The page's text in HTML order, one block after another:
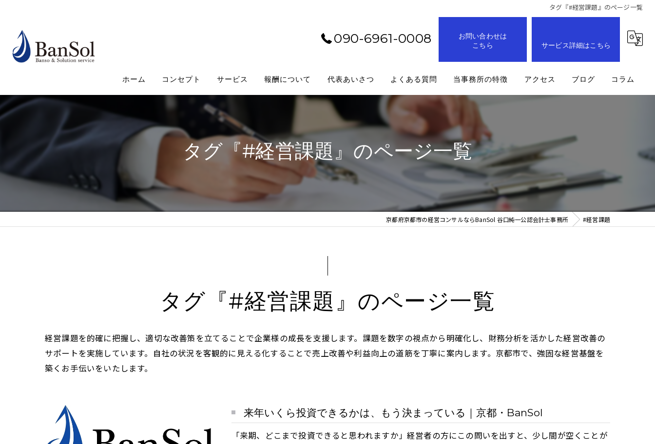
タグ『#経営課題』のページ一覧
090-6961-0008
お問い合わせは
こちら
サービス詳細はこちら
ホーム コンセプト サービス 報酬について 代表あいさつ よくある質問 当事務所の特徴
事業計画
経営改善
業務効率化
成長支援
アクセス ブログ コラム
タグ『#経営課題』のページ一覧
京都府京都市の経営コンサルならBanSol 谷口純一公認会計士事務所 #経営課題
タグ『#経営課題』のページ一覧
経営課題を的確に把握し、適切な改善策を立てることで企業様の成長を支援します。課題を数字の視点から明確化し、財務分析を活かした経営改善の
サポートを実施しています。自社の状況を客観的に見える化することで売上改善や利益向上の道筋を丁寧に案内します。京都市で、強固な経営基盤を
築くお手伝いをいたします。
来年いくら投資できるかは、もう決まっている｜京都・BanSol
「来期、どこまで投資できると思われますか」経営者の方にこの問いを出すと、少し間が空くことが